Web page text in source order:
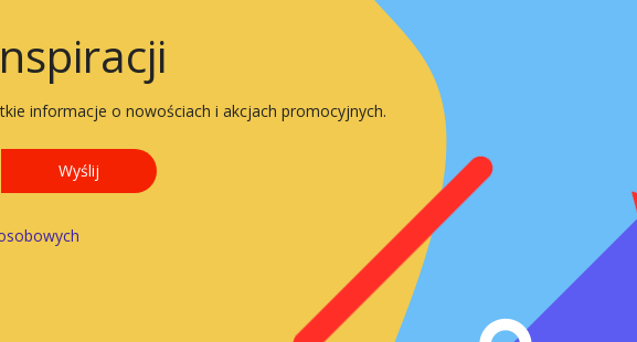
informacje o nowościach i akcjach promocyjnych.
Wyślij